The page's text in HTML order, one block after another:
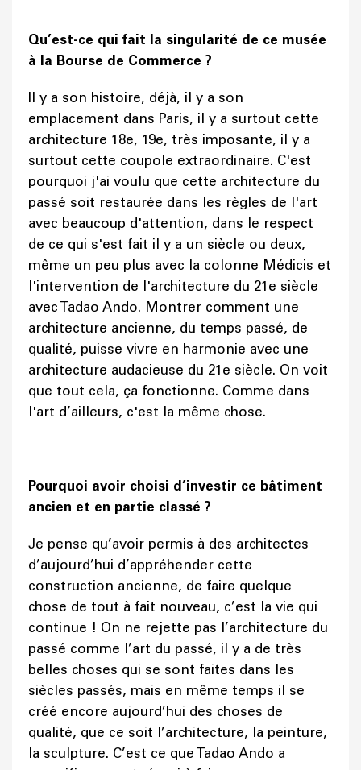
Qu’est-ce qui fait la singularité de ce musée
à la Bourse de Commerce ?
Il y a son histoire, déjà, il y a son
emplacement dans Paris, il y a surtout cette
architecture 18e, 19e, très imposante, il y a
surtout cette coupole extraordinaire. C'est
pourquoi j'ai voulu que cette architecture du
passé soit restaurée dans les règles de l'art
avec beaucoup d'attention, dans le respect
de ce qui s'est fait il y a un siècle ou deux,
même un peu plus avec la colonne Médicis et
l'intervention de l'architecture du 21e siècle
avec Tadao Ando. Montrer comment une
architecture ancienne, du temps passé, de
qualité, puisse vivre en harmonie avec une
architecture audacieuse du 21e siècle. On voit
que tout cela, ça fonctionne. Comme dans
l'art d’ailleurs, c'est la même chose.
Pourquoi avoir choisi d’investir ce bâtiment
ancien et en partie classé ?
Je pense qu’avoir permis à des architectes
d’aujourd’hui d’appréhender cette
construction ancienne, de faire quelque
chose de tout à fait nouveau, c’est la vie qui
continue ! On ne rejette pas l’architecture du
passé comme l’art du passé, il y a de très
belles choses qui se sont faites dans les
siècles passés, mais en même temps il se
créé encore aujourd’hui des choses de
qualité, que ce soit l’architecture, la peinture,
la sculpture. C’est ce que Tadao Ando a